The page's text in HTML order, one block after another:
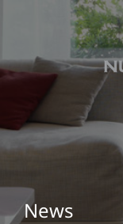
News